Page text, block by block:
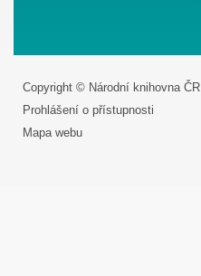
Copyright © Národní knihovna ČR
Prohlášení o přístupnosti
Mapa webu